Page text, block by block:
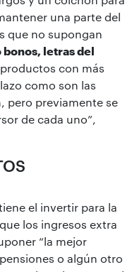
una parte del
que no supongan
letras del
productos con más
como son las
pero previamente se
de cada uno”,
el invertir para la
los ingresos extra
“la mejor
o algún otro